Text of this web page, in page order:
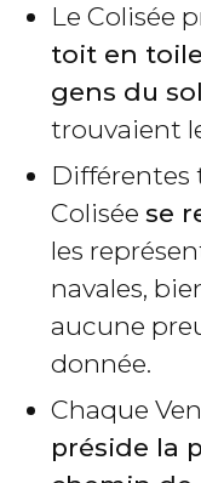
Le Colisée
toit en
gens du
trouvaient
Différentes
Colisée se
les
navales,
aucune
donnée.
Chaque
préside la